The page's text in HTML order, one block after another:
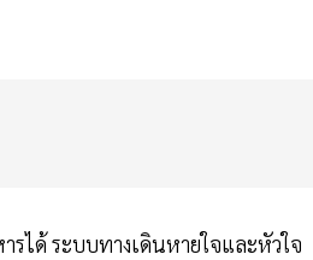
รได้ ระบบทางเดินหายใจและหัวใจ